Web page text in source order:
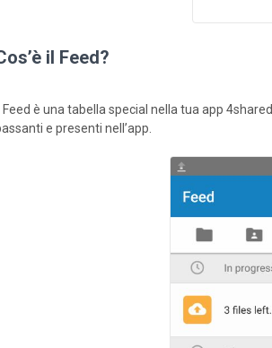
il Feed?
Il Feed è una tabella special nella tua app
e presenti nell’app.